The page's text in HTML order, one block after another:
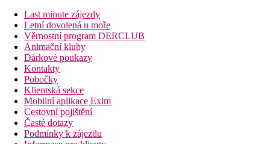
Last minute zájezdy
Letní dovolená u moře
Věrnostní program DERCLUB
Animační kluby
Dárkové poukazy
Kontakty
Pobočky
Klientská sekce
Mobilní aplikace Exim
Cestovní pojištění
Časté dotazy
Podmínky k zájezdu